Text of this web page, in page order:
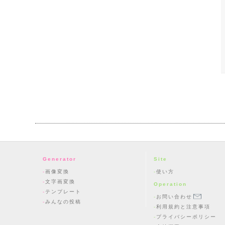
Generator
画像変換
文字画変換
テンプレート
みんなの投稿
Site
使い方
Operation
お問い合わせ
利用規約と注意事項
プライバシーポリシー